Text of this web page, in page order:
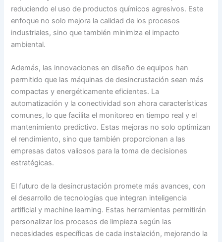
reduciendo el uso de productos químicos agresivos. Este
enfoque no solo mejora la calidad de los procesos
industriales, sino que también minimiza el impacto
ambiental.
Además, las innovaciones en diseño de equipos han
permitido que las máquinas de desincrustación sean más
compactas y energéticamente eficientes. La
automatización y la conectividad son ahora características
comunes, lo que facilita el monitoreo en tiempo real y el
mantenimiento predictivo. Estas mejoras no solo optimizan
el rendimiento, sino que también proporcionan a las
empresas datos valiosos para la toma de decisiones
estratégicas.
El futuro de la desincrustación promete más avances, con
el desarrollo de tecnologías que integran inteligencia
artificial y machine learning. Estas herramientas permitirán
personalizar los procesos de limpieza según las
necesidades específicas de cada instalación, mejorando la